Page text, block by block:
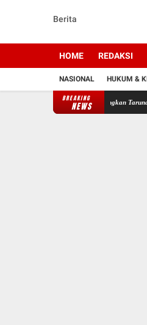
Berita
HOME REDAKSI
NASIONAL HUKUM &
BREAKING
NEWS
Akpol-AAL Rampungkan Taruna Bakti di